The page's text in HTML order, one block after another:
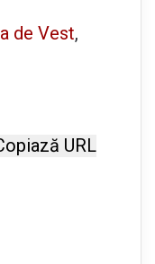
de Vest,
URL